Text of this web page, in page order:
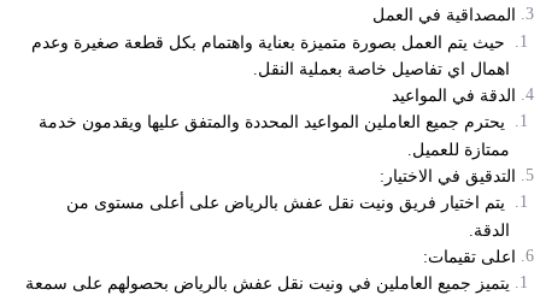
المصداقية في العمل
حيث يتم العمل بصورة متميزة بعناية واهتمام بكل قطعة صغيرة وعدم
اهمال اي تفاصيل خاصة بعملية النقل.
الدقة في المواعيد
يحترم جميع العاملين المواعيد المحددة والمتفق عليها ويقدمون خدمة
ممتازة للعميل.
التدقيق في الاختيار:
يتم اختيار فريق ونيت نقل عفش بالرياض على أعلى مستوى من
الدقة.
اعلى تقيمات:
يتميز جميع العاملين في ونيت نقل عفش بالرياض بحصولهم على سمعة